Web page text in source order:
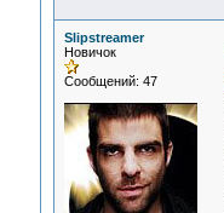
Slipstreamer
Новичок
Сообщений: 47